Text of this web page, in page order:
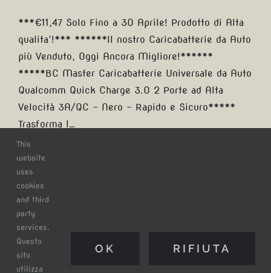
***€11,47 Solo Fino a 30 Aprile! Prodotto di Alta
qualita’!*** ******Il nostro Caricabatterie da Auto
più Venduto, Oggi Ancora Migliore!******
*****BC Master Caricabatterie Universale da Auto
Qualcomm Quick Charge 3.0 2 Porte ad Alta
Velocità 3A/QC – Nero – Rapido e Sicuro*****
Trasforma l…
DiClaudio Tatananni
Blog
This
website
uses
cookies
and third
party
services.
Questo
sito
utilizza
OK RIFIUTA